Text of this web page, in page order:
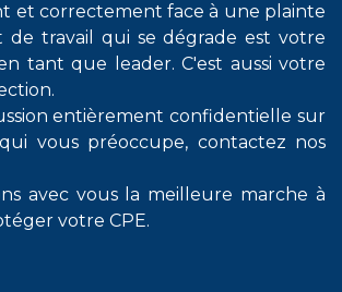
et correctement face à une plainte
travail qui se dégrade est votre
tant que leader. C'est aussi votre
entièrement confidentielle sur
vous préoccupe, contactez nos
avec vous la meilleure marche à
votre CPE.